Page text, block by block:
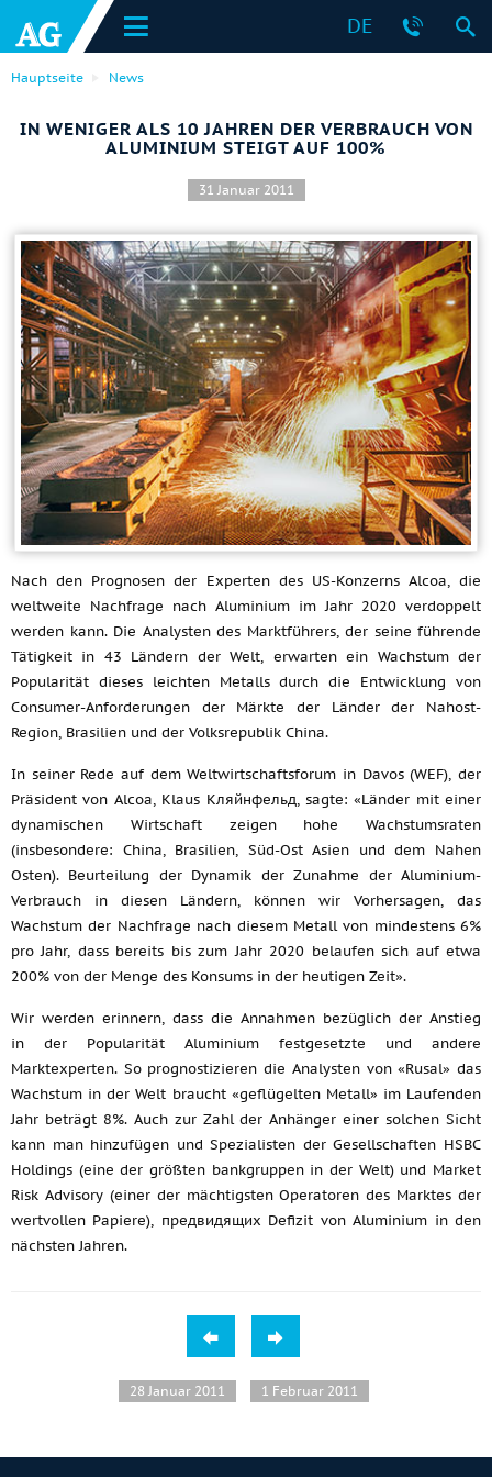
DE
Hauptseite News
IN WENIGER ALS 10 JAHREN DER VERBRAUCH VON
ALUMINIUM STEIGT AUF 100%
31 Januar 2011
Nach den Prognosen der Experten des US-Konzerns Alcoa, die
weltweite Nachfrage nach Aluminium im Jahr 2020 verdoppelt
werden kann. Die Analysten des Marktführers, der seine führende
Tätigkeit in 43 Ländern der Welt, erwarten ein Wachstum der
Popularität dieses leichten Metalls durch die Entwicklung von
Consumer-Anforderungen der Märkte der Länder der Nahost-
Region, Brasilien und der Volksrepublik China.
In seiner Rede auf dem Weltwirtschaftsforum in Davos (WEF), der
Präsident von Alcoa, Klaus Кляйнфельд, sagte: «Länder mit einer
dynamischen Wirtschaft zeigen hohe Wachstumsraten
(insbesondere: China, Brasilien, Süd-Ost Asien und dem Nahen
Osten). Beurteilung der Dynamik der Zunahme der Aluminium-
Verbrauch in diesen Ländern, können wir Vorhersagen, das
Wachstum der Nachfrage nach diesem Metall von mindestens 6%
pro Jahr, dass bereits bis zum Jahr 2020 belaufen sich auf etwa
200% von der Menge des Konsums in der heutigen Zeit».
Wir werden erinnern, dass die Annahmen bezüglich der Anstieg
in der Popularität Aluminium festgesetzte und andere
Marktexperten. So prognostizieren die Analysten von «Rusal» das
Wachstum in der Welt braucht «geflügelten Metall» im Laufenden
Jahr beträgt 8%. Auch zur Zahl der Anhänger einer solchen Sicht
kann man hinzufügen und Spezialisten der Gesellschaften HSBC
Holdings (eine der größten bankgruppen in der Welt) und Market
Risk Advisory (einer der mächtigsten Operatoren des Marktes der
wertvollen Papiere), предвидящих Defizit von Aluminium in den
nächsten Jahren.
28 Januar 2011 1 Februar 2011